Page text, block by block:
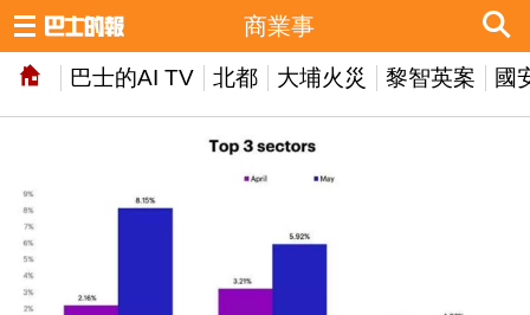
巴士的AI TV 北都 大埔火災 黎智英案 國
商業事